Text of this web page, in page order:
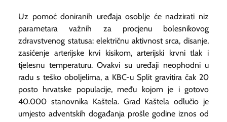
Uz pomoć doniranih uređaja osoblje će nadzirati niz
parametara važnih za procjenu bolesnikovog
zdravstvenog statusa: električnu aktivnost srca, disanje,
zasićenje arterijske krvi kisikom, arterijski krvni tlak i
tjelesnu temperaturu. Ovakvi su uređaji neophodni u
radu s teško oboljelima, a KBC-u Split gravitira čak 20
posto hrvatske populacije, među kojom je i gotovo
40.000 stanovnika Kaštela. Grad Kaštela odlučio je
umjesto adventskih događanja prošle godine iznos od